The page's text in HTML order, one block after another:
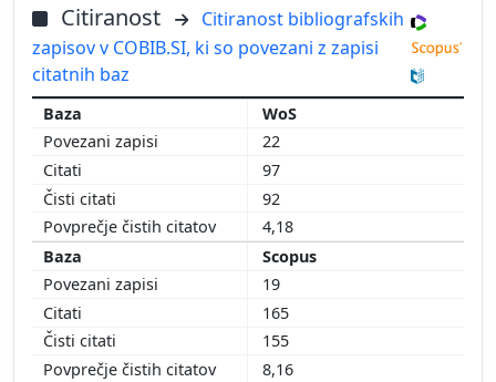
Citiranost
Citiranost bibliografskih
zapisov v COBIB.SI, ki so povezani z zapisi
citatnih baz
WoS
22
97
92
4,18
Scopus
19
165
155
8,16